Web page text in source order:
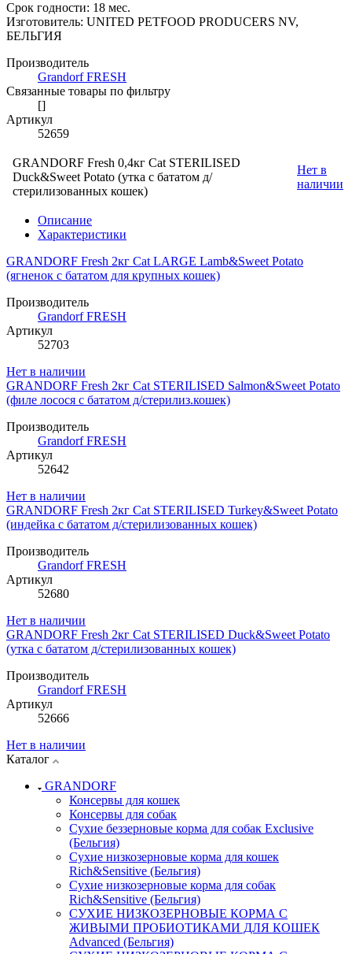
Срок годности: 18 мес.
Изготовитель: UNITED PETFOOD PRODUCERS NV,
БЕЛЬГИЯ
Производитель
Grandorf FRESH
Связанные товары по фильтру
[]
Артикул
52659
GRANDORF Fresh 0,4кг Cat STERILISED
Duck&Sweet Potato (утка с бататом д/
стерилизованных кошек)
Нет в
наличии
Описание
Характеристики
GRANDORF Fresh 2кг Cat LARGE Lamb&Sweet Potato
(ягненок с бататом для крупных кошек)
Производитель
Grandorf FRESH
Артикул
52703
Нет в наличии
GRANDORF Fresh 2кг Cat STERILISED Salmon&Sweet Potato
(филе лосося с бататом д/стерилиз.кошек)
Производитель
Grandorf FRESH
Артикул
52642
Нет в наличии
GRANDORF Fresh 2кг Cat STERILISED Turkey&Sweet Potato
(индейка с бататом д/стерилизованных кошек)
Производитель
Grandorf FRESH
Артикул
52680
Нет в наличии
GRANDORF Fresh 2кг Cat STERILISED Duck&Sweet Potato
(утка с бататом д/стерилизованных кошек)
Производитель
Grandorf FRESH
Артикул
52666
Нет в наличии
Каталог
GRANDORF
Консервы для кошек
Консервы для собак
Сухие беззерновые корма для собак Exclusive
(Бельгия)
Сухие низкозерновые корма для кошек
Rich&Sensitive (Бельгия)
Сухие низкозерновые корма для собак
Rich&Sensitive (Бельгия)
СУХИЕ НИЗКОЗЕРНОВЫЕ КОРМА С
ЖИВЫМИ ПРОБИОТИКАМИ ДЛЯ КОШЕК
Advanced (Бельгия)